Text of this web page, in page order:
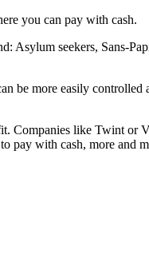
you can pay with cash.
seekers, Sans-
be more easily
like Twint or
with cash, more and